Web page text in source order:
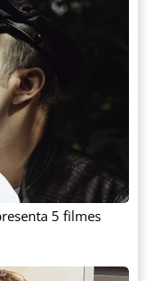
5 filmes